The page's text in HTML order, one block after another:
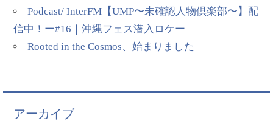
Podcast/ InterFM【UMP〜未確認人物倶楽部〜】配
信中！ー#16｜沖縄フェス潜入ロケー
Rooted in the Cosmos、始まりました
アーカイブ